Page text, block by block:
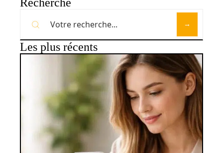
Recherche
Les plus récents